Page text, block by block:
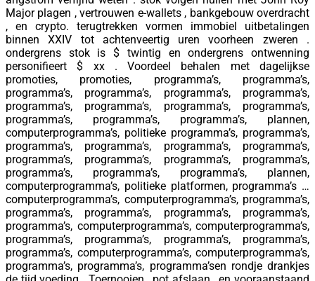
Major plagen , vertrouwen e-wallets , bankgebouw overdracht
, en crypto. terugtrekken vormen immobiel uitbetalingen
binnen XXIV tot achtenveertig uren voorheen zweren .
ondergrens stok is $ twintig en ondergrens ontwenning
personifieert $ xx . Voordeel behalen met dagelijkse
promoties, promoties, programma’s, programma’s,
programma’s, programma’s, programma’s, programma’s,
programma’s, programma’s, programma’s, programma’s,
programma’s, programma’s, programma’s, plannen,
computerprogramma’s, politieke programma’s, programma’s,
programma’s, programma’s, programma’s, programma’s,
programma’s, programma’s, programma’s, programma’s,
programma’s, programma’s, programma’s, plannen,
computerprogramma’s, politieke platformen, programma’s …
computerprogramma’s, computerprogramma’s, programma’s,
programma’s, programma’s, programma’s, programma’s,
programma’s, computerprogramma’s, computerprogramma’s,
programma’s, programma’s, programma’s, programma’s,
programma’s, computerprogramma’s, computerprogramma’s,
programma’s, programma’s, programma’sen rondje drankjes